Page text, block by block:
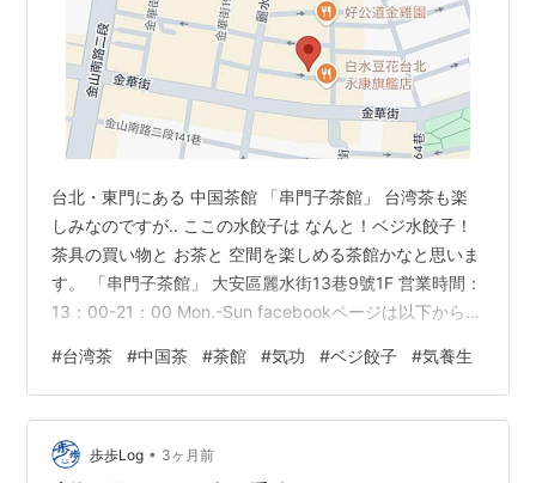
台北・東門にある 中国茶館 「串門子茶館」 台湾茶も楽
しみなのですが‥ ここの水餃子は なんと！ベジ水餃子！
茶具の買い物と お茶と 空間を楽しめる茶館かなと思いま
す。 「串門子茶館」 大安區麗水街13巷9號1F 営業時間：
13：00-21：00 Mon.-Sun facebookページは以下から
https://www.instagram.com/stopbyteahouse2018/ ラ
ンキング参加中台湾
#台湾茶 #中国茶 #茶館 #気功 #ベジ餃子 #気養生
歩歩Log • 3ヶ月前